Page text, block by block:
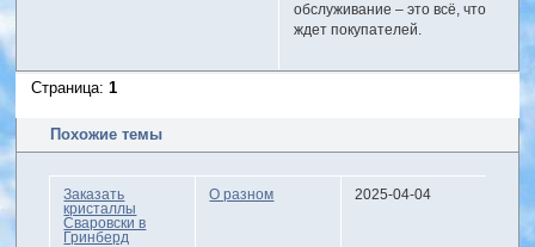
обслуживание – это всё, что
ждет покупателей.
Страница:1
Похожие темы
Заказать
кристаллы
Сваровски в
Гринберд
О разном 2025-04-04